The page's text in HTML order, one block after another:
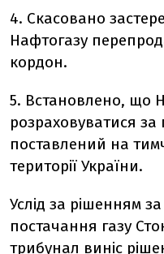
4. Скасовано
Нафтогазу
кордон.
5. Встановлено, що
розраховуватися
поставлений на
території України.
Услід за рішенням
постачання газу
трибунал виніс